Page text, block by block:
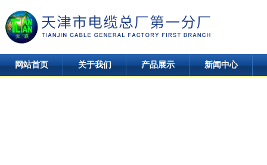
网站首页 关于我们 产品展示 新闻中心